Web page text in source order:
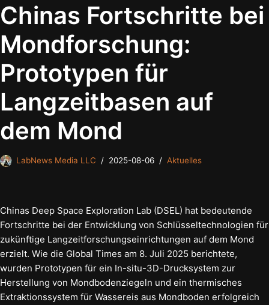
Chinas Fortschritte bei
Mondforschung:
Prototypen für
Langzeitbasen auf
dem Mond
LabNews Media LLC 2025-08-06 Aktuelles
Chinas Deep Space Exploration Lab (DSEL) hat bedeutende
Fortschritte bei der Entwicklung von Schlüsseltechnologien für
zukünftige Langzeitforschungseinrichtungen auf dem Mond
erzielt. Wie die Global Times am 8. Juli 2025 berichtete,
wurden Prototypen für ein In-situ-3D-Drucksystem zur
Herstellung von Mondbodenziegeln und ein thermisches
Extraktionssystem für Wassereis aus Mondboden erfolgreich